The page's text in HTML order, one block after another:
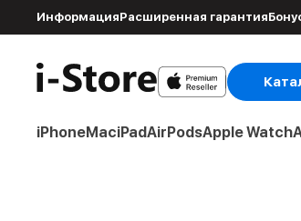
ИнформацияРасширенная гарантия
iPhoneMaciPadAirPodsApple Watch